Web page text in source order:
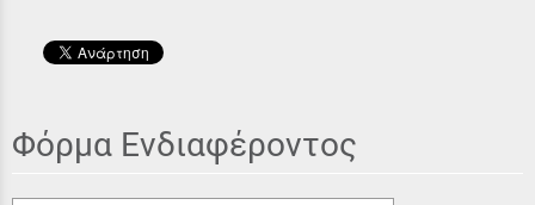
Φόρμα Ενδιαφέροντος